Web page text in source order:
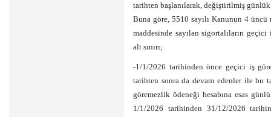
tarihten başlanılarak, değiştirilmiş günlük
Buna göre, 5510 sayılı Kanunun 4
maddesinde sayılan sigortalıların
alt sınırı;
-1/1/2026 tarihinden önce geçici iş
tarihten sonra da devam edenler ile bu
göremezlik ödeneği hesabına esas
1/1/2026 tarihinden 31/12/2026